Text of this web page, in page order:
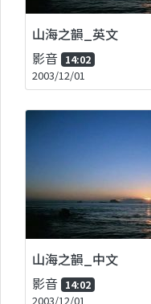
山海之韻_英文
影音 14:02
2003/12/01
山海之韻_中文
影音 14:02
2003/12/01